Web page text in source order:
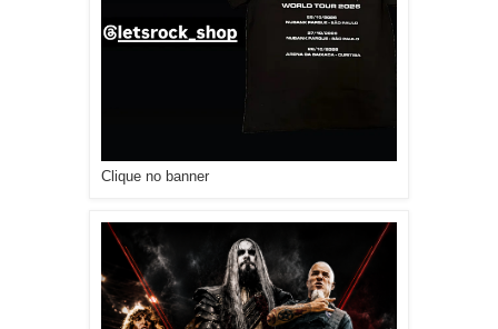
Clique no banner